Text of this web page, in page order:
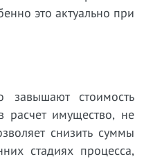
это актуально при
стоимость
имущество, не
снизить суммы
стадиях процесса,